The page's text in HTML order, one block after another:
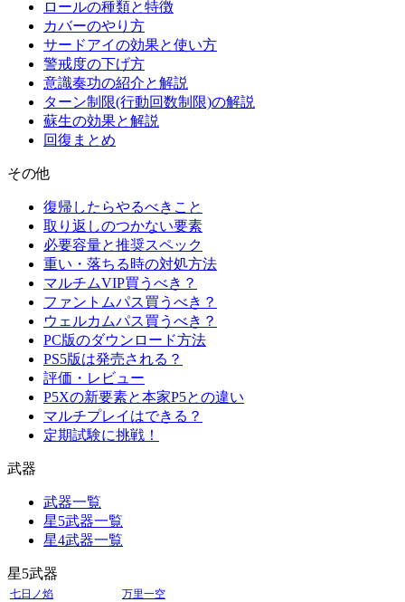
ロールの種類と特徴
カバーのやり方
サードアイの効果と使い方
警戒度の下げ方
意識奏功の紹介と解説
ターン制限(行動回数制限)の解説
蘇生の効果と解説
回復まとめ
その他
復帰したらやるべきこと
取り返しのつかない要素
必要容量と推奨スペック
重い・落ちる時の対処方法
マルチムVIP買うべき？
ファントムパス買うべき？
ウェルカムパス買うべき？
PC版のダウンロード方法
PS5版は発売される？
評価・レビュー
P5Xの新要素と本家P5との違い
マルチプレイはできる？
定期試験に挑戦！
武器
武器一覧
星5武器一覧
星4武器一覧
星5武器
七日ノ焰
万里一空